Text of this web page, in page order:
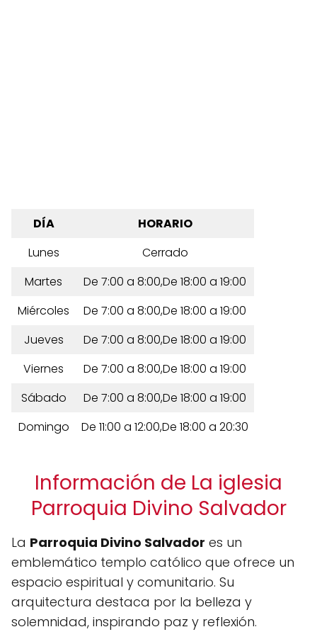
DÍA
HORARIO
Lunes
Cerrado
Martes
De 7:00 a 8:00,De 18:00 a 19:00
Miércoles
De 7:00 a 8:00,De 18:00 a 19:00
Jueves
De 7:00 a 8:00,De 18:00 a 19:00
Viernes
De 7:00 a 8:00,De 18:00 a 19:00
Sábado
De 7:00 a 8:00,De 18:00 a 19:00
Domingo
De 11:00 a 12:00,De 18:00 a 20:30
Información de La iglesia
Parroquia Divino Salvador
La Parroquia Divino Salvador es un
emblemático templo católico que ofrece un
espacio espiritual y comunitario. Su
arquitectura destaca por la belleza y
solemnidad, inspirando paz y reflexión.